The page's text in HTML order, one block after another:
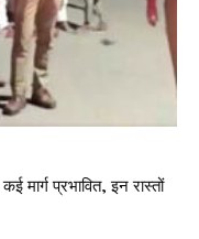
प्रभावित, इन रास्तों